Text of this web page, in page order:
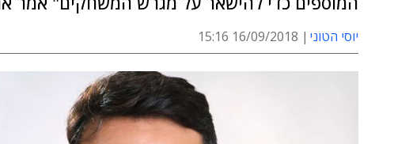
יוסי הטוני 16/09/2018 15:16